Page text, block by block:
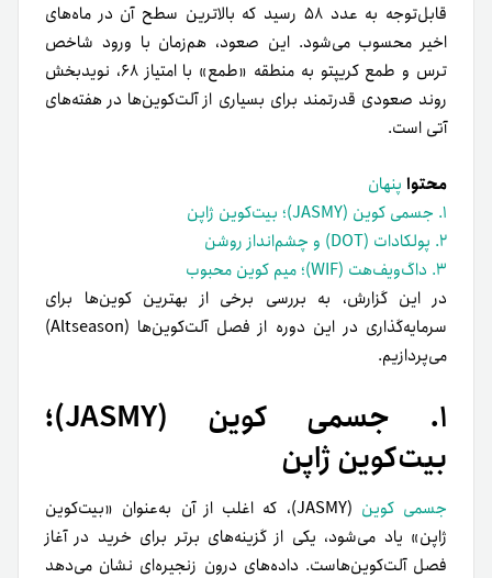
قابل‌توجه به عدد ۵۸ رسید که بالاترین سطح آن در ماه‌های
اخیر محسوب می‌شود. این صعود، هم‌زمان با ورود شاخص
ترس و طمع کریپتو به منطقه «طمع» با امتیاز ۶۸، نویدبخش
روند صعودی قدرتمند برای بسیاری از آلت‌کوین‌ها در هفته‌های
آتی است.
محتوا پنهان
۱. جسمی کوین (JASMY)؛ بیت‌کوین ژاپن
۲. پولکادات (DOT) و چشم‌انداز روشن
۳. داگ‌ویف‌هت (WIF)؛ میم کوین محبوب
در این گزارش، به بررسی برخی از بهترین کوین‌ها برای
سرمایه‌گذاری در این دوره از فصل آلت‌کوین‌ها (Altseason)
می‌پردازیم.
۱. جسمی کوین (JASMY)؛
بیت‌کوین ژاپن
جسمی کوین
(JASMY)، که اغلب از آن به‌عنوان «بیت‌کوین
ژاپن» یاد می‌شود، یکی از گزینه‌های برتر برای خرید در آغاز
فصل آلت‌کوین‌هاست. داده‌های درون زنجیره‌ای نشان می‌دهد